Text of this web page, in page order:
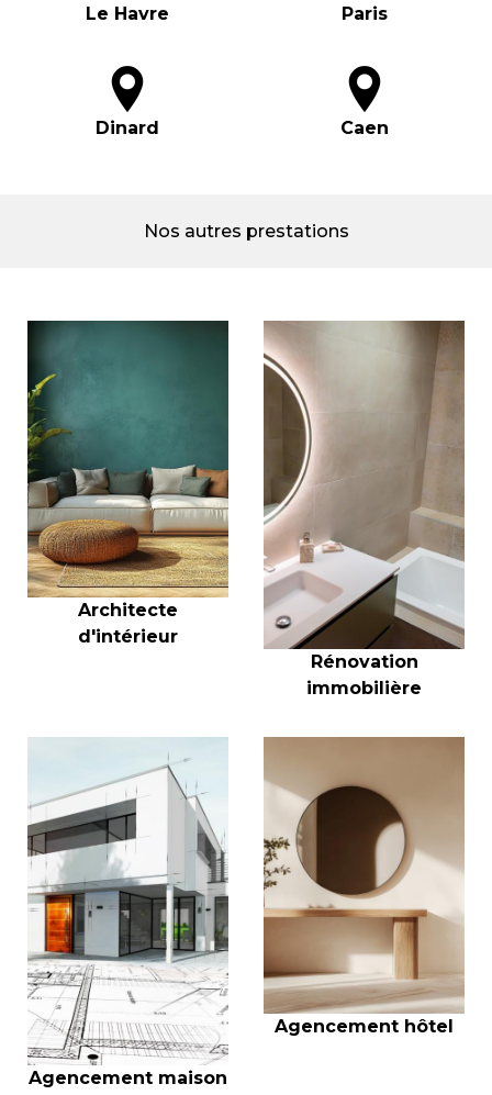
Le Havre Paris
Dinard Caen
Nos autres prestations
Architecte
d'intérieur
Rénovation
immobilière
Agencement maison
Agencement hôtel